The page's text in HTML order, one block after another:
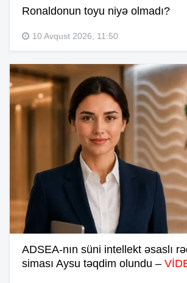
Ronaldonun toyu niyə olmadı?
10 Avqust 2026, 11:50
ADSEA-nın süni intellekt əsaslı
siması Aysu təqdim olundu –